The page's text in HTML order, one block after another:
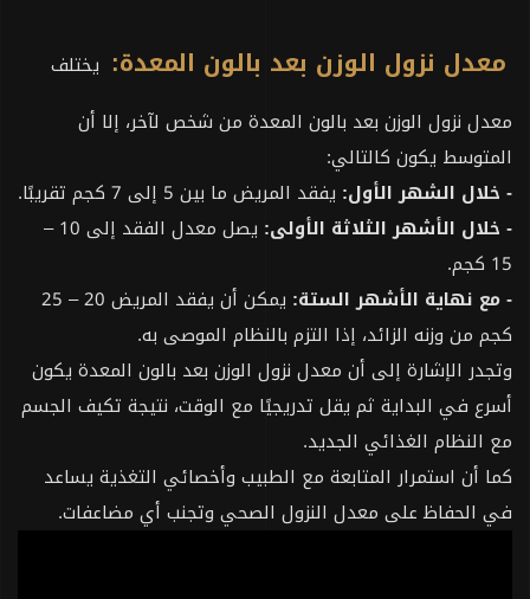
معدل نزول الوزن بعد بالون المعدة: يختلف
معدل نزول الوزن بعد بالون المعدة من شخص لآخر، إلا أن
المتوسط يكون كالتالي:
- خلال الشهر الأول: يفقد المريض ما بين 5 إلى 7 كجم تقريبًا.
- خلال الأشهر الثلاثة الأولى:
يصل معدل الفقد إلى 10 –
15 كجم.
- مع نهاية الأشهر الستة:
يمكن أن يفقد المريض 20 – 25
كجم من وزنه الزائد، إذا التزم بالنظام الموصى به.
وتجدر الإشارة إلى أن معدل نزول الوزن بعد بالون المعدة يكون
أسرع في البداية ثم يقل تدريجيًا مع الوقت، نتيجة تكيف الجسم
مع النظام الغذائي الجديد.
كما أن استمرار المتابعة مع الطبيب وأخصائي التغذية يساعد
في الحفاظ على معدل النزول الصحي وتجنب أي مضاعفات.